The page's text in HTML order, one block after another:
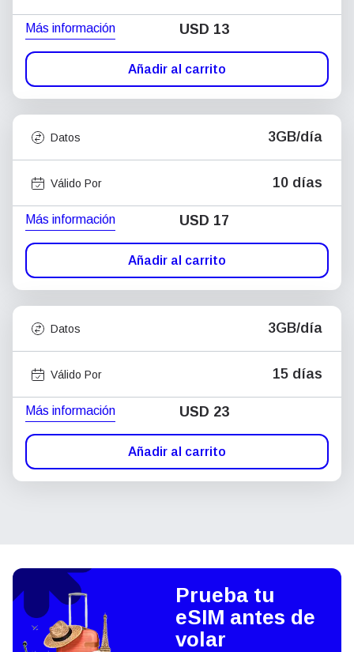
Más información USD 13
Añadir al carrito
Datos 3GB/día
Válido Por 10 días
Más información USD 17
Añadir al carrito
Datos 3GB/día
Válido Por 15 días
Más información USD 23
Añadir al carrito
Prueba tu
eSIM antes de
volar